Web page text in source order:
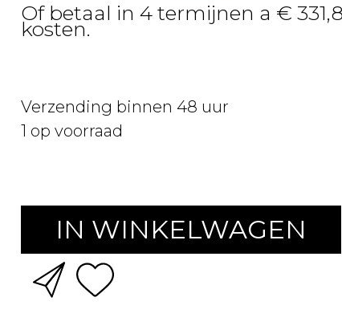
Of betaal in 4 termijnen a €
kosten.
Verzending binnen 48 uur
1 op voorraad
IN WINKELWAGEN